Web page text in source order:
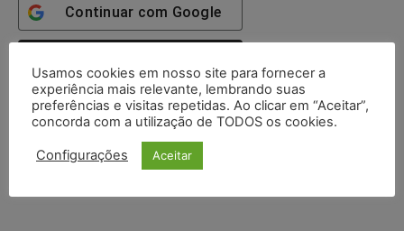
Continuar com Google
Usamos cookies em nosso site para fornecer a
experiência mais relevante, lembrando suas
preferências e visitas repetidas. Ao clicar em “Aceitar”,
concorda com a utilização de TODOS os cookies.
Configurações Aceitar